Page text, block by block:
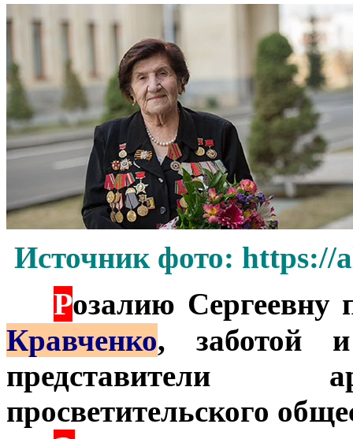
Источник фото: https://
Розалию Сергеевну
Кравченко, заботой
представители
просветительского